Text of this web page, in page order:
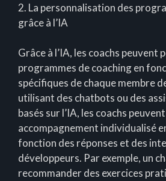
2. La personnalisation des
grâce à l’IA
Grâce à l’IA, les coachs peuvent
programmes de coaching en
spécifiques de chaque membre
utilisant des chatbots ou des
basés sur l’IA, les coachs
accompagnement individualisé
fonction des réponses et des
développeurs. Par exemple, un
recommander des exercices